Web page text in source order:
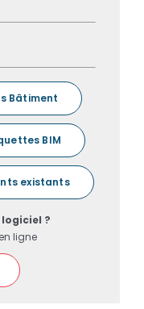
Bâtiment
BIM
existants
?
ligne